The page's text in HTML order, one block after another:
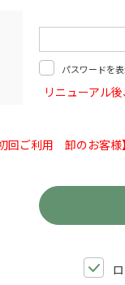
パスワードを
リニューアル
回ご利用 卸のお客様】